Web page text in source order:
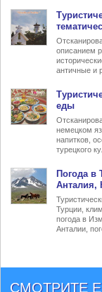
описанием
античные и
еды
немецком
напитков,
турецкого
Погода в
Анталия,
Турции,
погода в
Анталии,
СМОТРИТЕ